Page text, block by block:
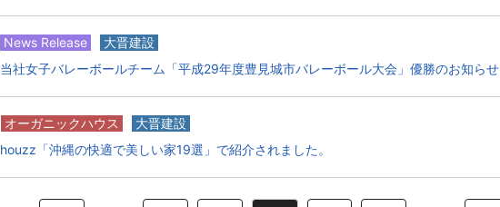
News Release
大晋建設
当社女子バレーボールチーム「平成29年度豊見城市バレーボール大会」優勝のお知らせ
オーガニックハウス
大晋建設
houzz「沖縄の快適で美しい家19選」で紹介されました。